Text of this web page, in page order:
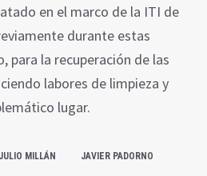
en el marco de la ITI de
durante estas
para la recuperación de las
labores de limpieza y
lugar.
JULIO MILLÁN JAVIER PADORNO